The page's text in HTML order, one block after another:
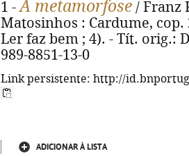
1 -A metamorfose / Franz
Matosinhos : Cardume, cop.
Ler faz bem ; 4). - Tít. orig.:
989-8851-13-0
Link persistente: http://
ADICIONAR À LISTA